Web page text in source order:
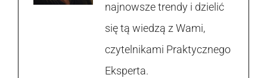
najnowsze trendy i dzielić
się tą wiedzą z Wami,
czytelnikami Praktycznego
Eksperta.